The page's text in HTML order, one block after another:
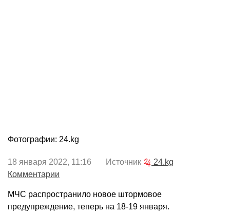
Фотографии: 24.kg
18 января 2022, 11:16 Источник
24.kg
Комментарии
МЧС распространило новое штормовое
предупреждение, теперь на 18-19 января.